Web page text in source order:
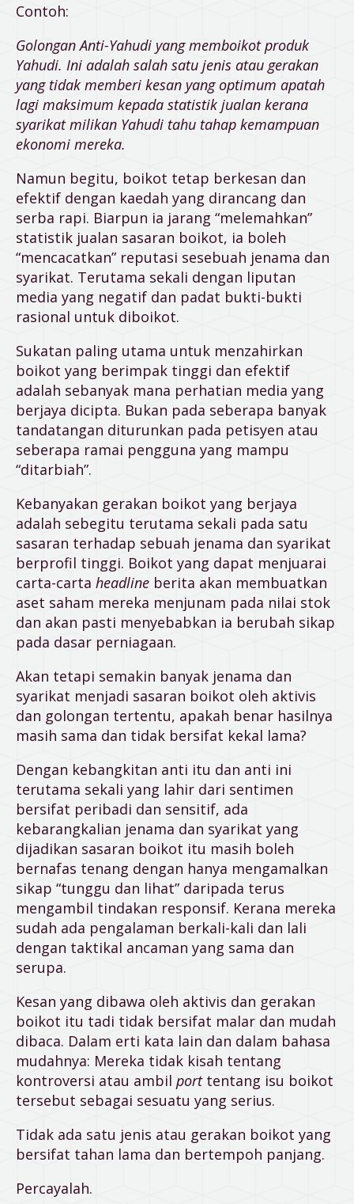
Contoh:
Golongan Anti-Yahudi yang memboikot produk
Yahudi. Ini adalah salah satu jenis atau gerakan
yang tidak memberi kesan yang optimum apatah
lagi maksimum kepada statistik jualan kerana
syarikat milikan Yahudi tahu tahap kemampuan
ekonomi mereka.
Namun begitu, boikot tetap berkesan dan
efektif dengan kaedah yang dirancang dan
serba rapi. Biarpun ia jarang “melemahkan”
statistik jualan sasaran boikot, ia boleh
“mencacatkan” reputasi sesebuah jenama dan
syarikat. Terutama sekali dengan liputan
media yang negatif dan padat bukti-bukti
rasional untuk diboikot.
Sukatan paling utama untuk menzahirkan
boikot yang berimpak tinggi dan efektif
adalah sebanyak mana perhatian media yang
berjaya dicipta. Bukan pada seberapa banyak
tandatangan diturunkan pada petisyen atau
seberapa ramai pengguna yang mampu
“ditarbiah”.
Kebanyakan gerakan boikot yang berjaya
adalah sebegitu terutama sekali pada satu
sasaran terhadap sebuah jenama dan syarikat
berprofil tinggi. Boikot yang dapat menjuarai
carta-carta headline berita akan membuatkan
aset saham mereka menjunam pada nilai stok
dan akan pasti menyebabkan ia berubah sikap
pada dasar perniagaan.
Akan tetapi semakin banyak jenama dan
syarikat menjadi sasaran boikot oleh aktivis
dan golongan tertentu, apakah benar hasilnya
masih sama dan tidak bersifat kekal lama?
Dengan kebangkitan anti itu dan anti ini
terutama sekali yang lahir dari sentimen
bersifat peribadi dan sensitif, ada
kebarangkalian jenama dan syarikat yang
dijadikan sasaran boikot itu masih boleh
bernafas tenang dengan hanya mengamalkan
sikap “tunggu dan lihat” daripada terus
mengambil tindakan responsif. Kerana mereka
sudah ada pengalaman berkali-kali dan lali
dengan taktikal ancaman yang sama dan
serupa.
Kesan yang dibawa oleh aktivis dan gerakan
boikot itu tadi tidak bersifat malar dan mudah
dibaca. Dalam erti kata lain dan dalam bahasa
mudahnya: Mereka tidak kisah tentang
kontroversi atau ambil porttentang isu boikot
tersebut sebagai sesuatu yang serius.
Tidak ada satu jenis atau gerakan boikot yang
bersifat tahan lama dan bertempoh panjang.
Percayalah.